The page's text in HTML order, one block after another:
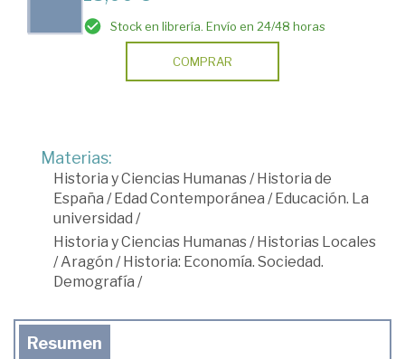
Stock en librería. Envío en 24/48 horas
COMPRAR
Materias:
Historia y Ciencias Humanas /Historia de
España /Edad Contemporánea /Educación. La
universidad /
Historia y Ciencias Humanas /Historias Locales
/Aragón /Historia: Economía. Sociedad.
Demografía /
Resumen